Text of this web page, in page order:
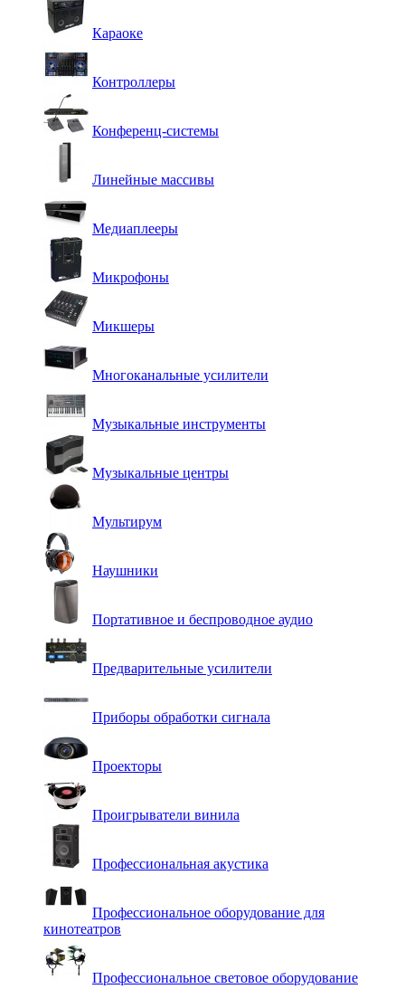
Караоке
Контроллеры
Конференц-системы
Линейные массивы
Медиаплееры
Микрофоны
Микшеры
Многоканальные усилители
Музыкальные инструменты
Музыкальные центры
Мультирум
Наушники
Портативное и беспроводное аудио
Предварительные усилители
Приборы обработки сигнала
Проекторы
Проигрыватели винила
Профессиональная акустика
Профессиональное оборудование для
кинотеатров
Профессиональное световое оборудование